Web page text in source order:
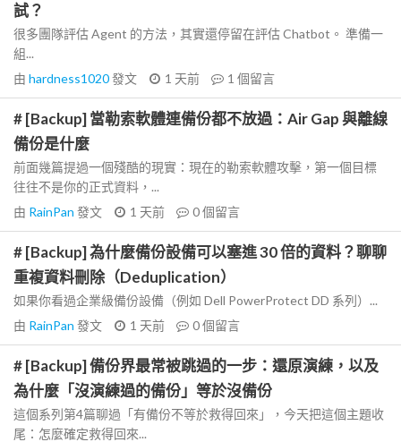
試？
很多團隊評估 Agent 的方法，其實還停留在評估 Chatbot。 準備一
組...
由 hardness1020發文 1 天前 1 個留言
# [Backup] 當勒索軟體連備份都不放過：Air Gap 與離線
備份是什麼
前面幾篇提過一個殘酷的現實：現在的勒索軟體攻擊，第一個目標
往往不是你的正式資料，...
由 RainPan 發文 1 天前 0個留言
# [Backup] 為什麼備份設備可以塞進 30 倍的資料？聊聊
重複資料刪除（Deduplication）
如果你看過企業級備份設備（例如 Dell PowerProtect DD 系列）...
由 RainPan 發文 1 天前 0個留言
# [Backup] 備份界最常被跳過的一步：還原演練，以及
為什麼「沒演練過的備份」等於沒備份
這個系列第4篇聊過「有備份不等於救得回來」，今天把這個主題收
尾：怎麼確定救得回來...